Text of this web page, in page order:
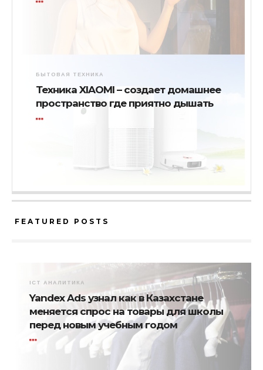
БЫТОВАЯ ТЕХНИКА
Техника XIAOMI – создает домашнее
пространство где приятно дышать
FEATURED POSTS
ICT АНАЛИТИКА
Yandex Ads узнал как в Казахстане
меняется спрос на товары для школы
перед новым учебным годом